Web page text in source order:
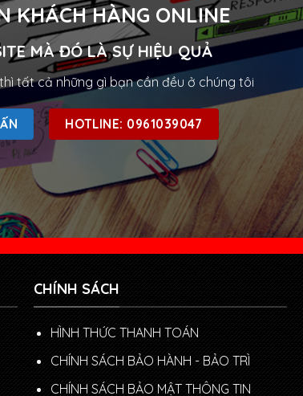
KHÁCH HÀNG ONLINE
MÀ ĐÓ LÀ SỰ HIỆU QUẢ
tất cả những gì bạn cần đều ở chúng tôi
HOTLINE: 0961039047
CHÍNH SÁCH
HÌNH THỨC THANH TOÁN
CHÍNH SÁCH BẢO HÀNH - BẢO TRÌ
CHÍNH SÁCH BẢO MẬT THÔNG TIN